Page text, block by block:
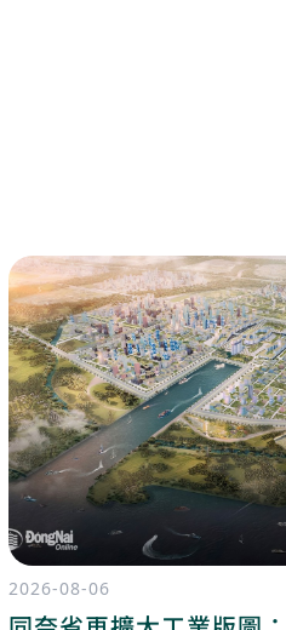
2026-08-06